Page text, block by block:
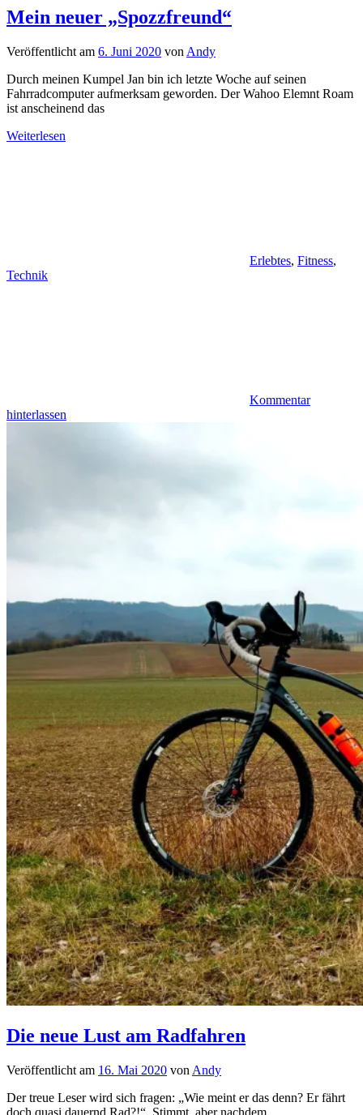
Mein neuer „Spozzfreund“
Veröffentlicht am 6. Juni 2020 von Andy
Durch meinen Kumpel Jan bin ich letzte Woche auf seinen
Fahrradcomputer aufmerksam geworden. Der Wahoo Elemnt Roam
ist anscheinend das
Weiterlesen
Erlebtes, Fitness,
Technik
Kommentar
hinterlassen
Die neue Lust am Radfahren
Veröffentlicht am 16. Mai 2020 von Andy
Der treue Leser wird sich fragen: „Wie meint er das denn? Er fährt
doch quasi dauernd Rad?!“. Stimmt, aber nachdem